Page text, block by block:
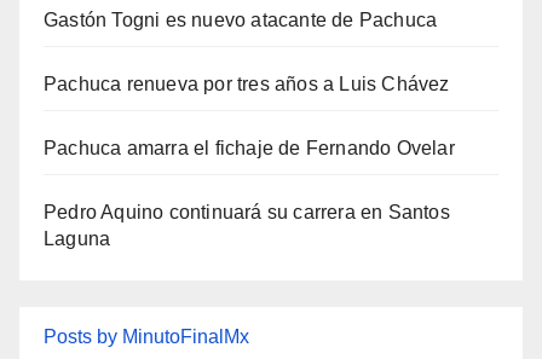
Gastón Togni es nuevo atacante de Pachuca
Pachuca renueva por tres años a Luis Chávez
Pachuca amarra el fichaje de Fernando Ovelar
Pedro Aquino continuará su carrera en Santos
Laguna
Posts by MinutoFinalMx